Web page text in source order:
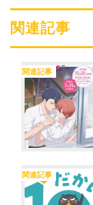
関連記事
関連記事
関連記事